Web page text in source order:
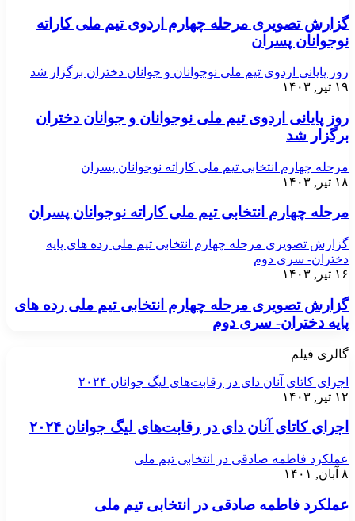
گزارش تصویری مرحله چهارم اردوی تیم ملی کاراته
نوجوانان پسران
روز پایانی اردوی تیم ملی نوجوانان و جوانان دختران برگزار شد
۱۹ تیر, ۱۴۰۳
روز پایانی اردوی تیم ملی نوجوانان و جوانان دختران
برگزار شد
مرحله چهارم انتخابی تیم ملی کاراته نوجوانان پسران
۱۸ تیر, ۱۴۰۳
مرحله چهارم انتخابی تیم ملی کاراته نوجوانان پسران
گزارش تصویری مرحله چهارم انتخابی تیم ملی رده های پایه
دختران- سری دوم
۱۶ تیر, ۱۴۰۳
گزارش تصویری مرحله چهارم انتخابی تیم ملی رده های
پایه دختران- سری دوم
گالری فیلم
اجرای کاتای آنان دای در رقابت‌های لیگ جوانان ۲۰۲۴
۱۲ تیر, ۱۴۰۳
اجرای کاتای آنان دای در رقابت‌های لیگ جوانان ۲۰۲۴
عملکرد فاطمه صادقی در انتخابی تیم ملی
۸ آبان, ۱۴۰۱
عملکرد فاطمه صادقی در انتخابی تیم ملی